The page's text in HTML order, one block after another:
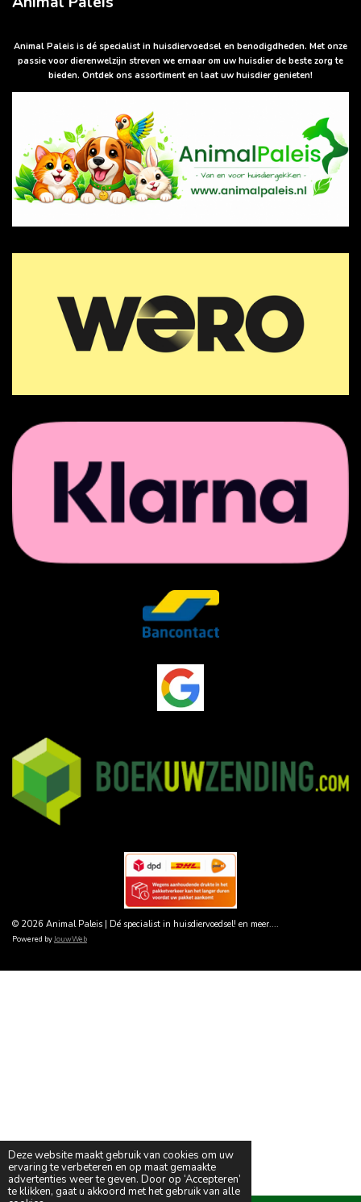
Deze website maakt gebruik van cookies om uw
ervaring te verbeteren en op maat gemaakte
advertenties weer te geven. Door op ‘Accepteren’
te klikken, gaat u akkoord met het gebruik van alle
t
p
p
Animal Paleis is dé specialist in huisdiervoedsel en benodigdheden. Met onze
passie voor dierenwelzijn streven we ernaar om uw huisdier de beste zorg te
bieden. Ontdek ons assortiment en laat uw huisdier genieten!
© 2026 Animal Paleis | Dé specialist in huisdiervoedsel! en meer....
Powered byJouwWeb